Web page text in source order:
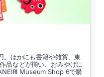
。ほかにも書籍や雑貨、東
品などが揃い、おみやげに
Museum Shop 6で購